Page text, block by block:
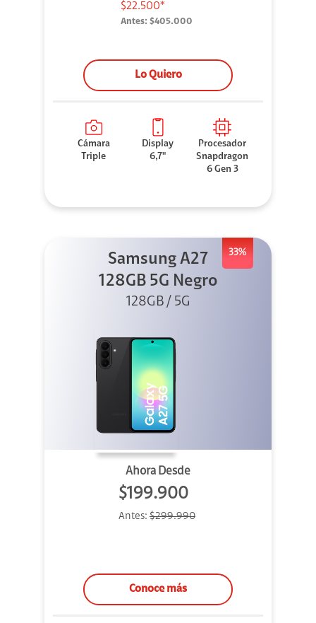
$22.500*
Antes: $405.000
Lo Quiero
Cámara
Triple
Display
6,7"
Procesador
Snapdragon
6 Gen 3
33%
Samsung A27
128GB 5G Negro
128GB / 5G
Ahora Desde
$199.900
Antes: $299.990
Conoce más